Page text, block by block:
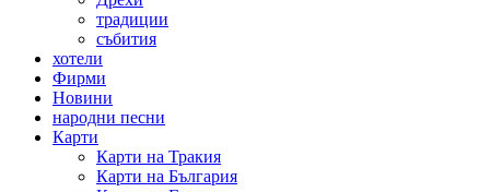
традиции
събития
хотели
Фирми
Новини
народни песни
Карти
Карти на Тракия
Карти на България